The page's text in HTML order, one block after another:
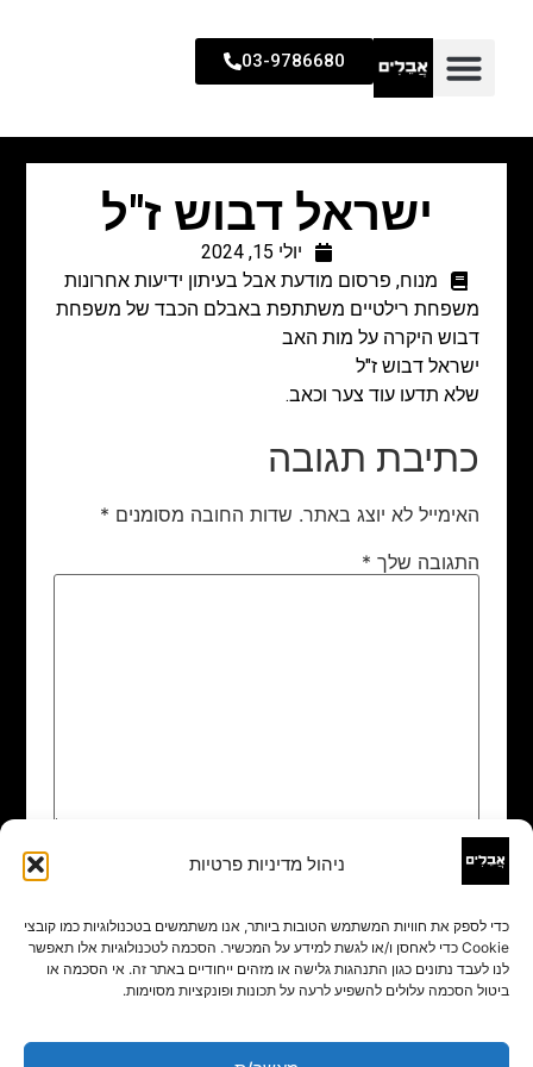
ניהול מדיניות פרטיות
כדי לספק את חוויות המשתמש הטובות ביותר, אנו משתמשים בטכנולוגיות כמו קובצי
Cookie כדי לאחסן ו/או לגשת למידע על המכשיר. הסכמה לטכנולוגיות אלו תאפשר
לנו לעבד נתונים כגון התנהגות גלישה או מזהים ייחודיים באתר זה. אי הסכמה או
ביטול הסכמה עלולים להשפיע לרעה על תכונות ופונקציות מסוימות.
03-9786680
ישראל דבוש ז"ל
יולי 15, 2024
מנוח, פרסום מודעת אבל בעיתון ידיעות אחרונות
משפחת רילטיים משתתפת באבלם הכבד של משפחת
דבוש היקרה על מות האב
ישראל דבוש ז"ל
שלא תדעו עוד צער וכאב.
כתיבת תגובה
האימייל לא יוצג באתר. שדות החובה מסומנים *
התגובה שלך *
שם
אימייל*